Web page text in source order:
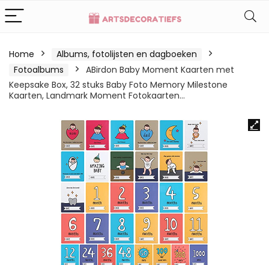
Home
Albums, fotolijsten en dagboeken
Fotoalbums
ABirdon Baby Moment Kaarten met
Keepsake Box, 32 stuks Baby Foto Memory Milestone
Kaarten, Landmark Moment Fotokaarten…